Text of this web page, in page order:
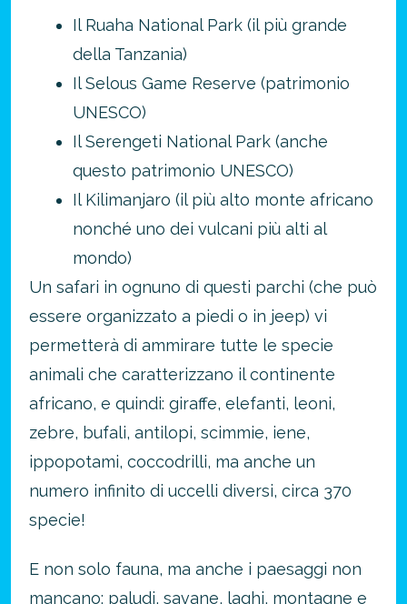
Il Ruaha National Park (il più grande
della Tanzania)
Il Selous Game Reserve (patrimonio
UNESCO)
Il Serengeti National Park (anche
questo patrimonio UNESCO)
Il Kilimanjaro (il più alto monte africano
nonché uno dei vulcani più alti al
mondo)
Un safari in ognuno di questi parchi (che può
essere organizzato a piedi o in jeep) vi
permetterà di ammirare tutte le specie
animali che caratterizzano il continente
africano, e quindi: giraffe, elefanti, leoni,
zebre, bufali, antilopi, scimmie, iene,
ippopotami, coccodrilli, ma anche un
numero infinito di uccelli diversi, circa 370
specie!
E non solo fauna, ma anche i paesaggi non
mancano: paludi, savane, laghi, montagne e